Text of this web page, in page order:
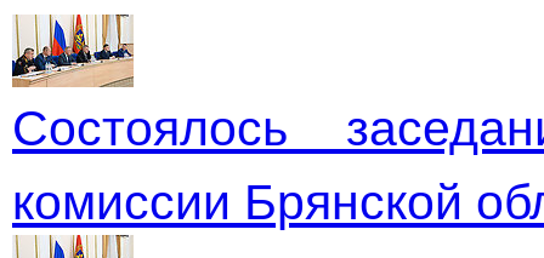
Состоялось
комиссии Брянской